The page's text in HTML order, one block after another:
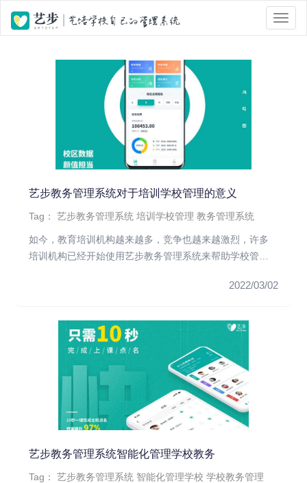
位置 : 首页 > Tag 标签页面 > 艺步教务管理系统
艺步教务管理系统对于培训学校管理的意义
Tag：艺步教务管理系统 培训学校管理 教务管理系统
如今，教育培训机构越来越多，竞争也越来越激烈，许多
培训机构已经开始使用艺步教务管理系统来帮助学校管
2022/03/02
艺步教务管理系统智能化管理学校教务
Tag：艺步教务管理系统 智能化管理学校 学校教务管理